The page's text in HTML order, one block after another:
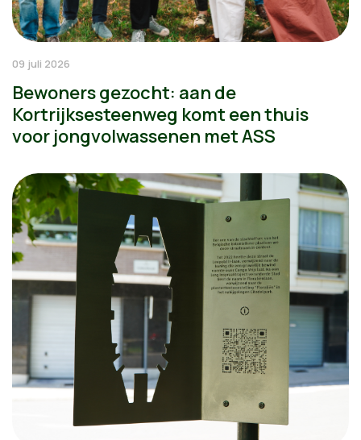
09 juli 2026
Bewoners gezocht: aan de
Kortrijksesteenweg komt een thuis
voor jongvolwassenen met ASS